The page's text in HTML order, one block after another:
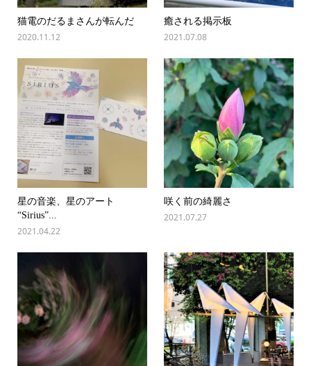
猫電のだるまさんが転んだ
2020.11.12
癒される掲示板
2021.07.08
星の音楽、星のアート
“Sirius”...
2021.04.22
咲く前の綺麗さ
2021.07.27